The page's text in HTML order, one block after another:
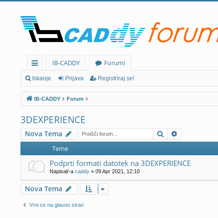
itr
e
p
ov
ez
av
e
IB-CADDY
Forumi
Iskanje Prijava Registriraj se!
IB-CADDY Forum
3DEXPERIENCE
Nova Tema Iskanje
Teme
Podprti formati datotek na 3DEXPERIENCE
Napisal/-a caddy » 09 Apr 2021, 12:10
Nova Tema
Vrni se na glavno stran